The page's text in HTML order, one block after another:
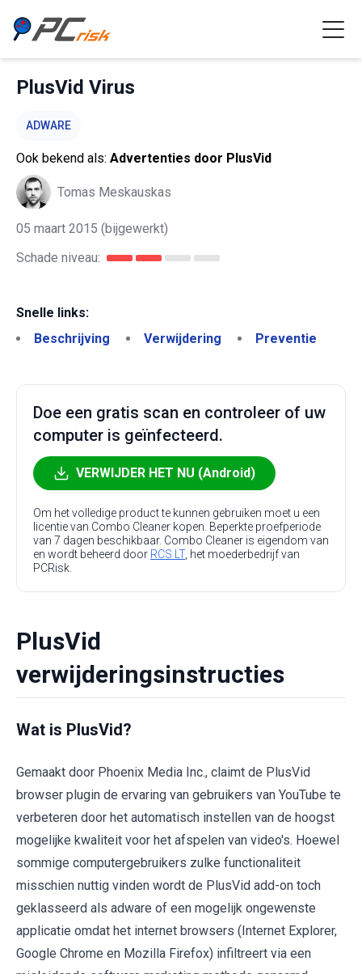
PlusVid Virus
ADWARE
Ook bekend als: Advertenties door PlusVid
Tomas Meskauskas
05 maart 2015 (bijgewerkt)
Schade niveau:
Snelle links:
Beschrijving
Verwijdering Preventie
Doe een gratis scan en controleer of uw
computer is geïnfecteerd.
VERWIJDER HET NU (Android)
Om het volledige product te kunnen gebruiken moet u een
licentie van Combo Cleaner kopen. Beperkte proefperiode
van 7 dagen beschikbaar. Combo Cleaner is eigendom van
en wordt beheerd door RCS LT, het moederbedrijf van
PCRisk.
PlusVid
verwijderingsinstructies
Wat is PlusVid?
Gemaakt door Phoenix Media Inc., claimt de PlusVid
browser plugin de ervaring van gebruikers van YouTube te
verbeteren door het automatisch instellen van de hoogst
mogelijke kwaliteit voor het afspelen van video's. Hoewel
sommige computergebruikers zulke functionaliteit
misschien nuttig vinden wordt de PlusVid add-on toch
geklasseerd als adware of een mogelijk ongewenste
applicatie omdat het internet browsers (Internet Explorer,
Google Chrome en Mozilla Firefox) infiltreert via een